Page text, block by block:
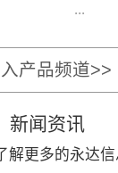
切割
面，
平稳
工与
捷，
屏，
、
...
》》
桥切
台）
产品频道>>
新闻资讯
解更多的永达信